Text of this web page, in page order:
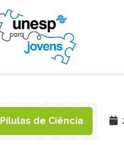
Pílulas de Ciência